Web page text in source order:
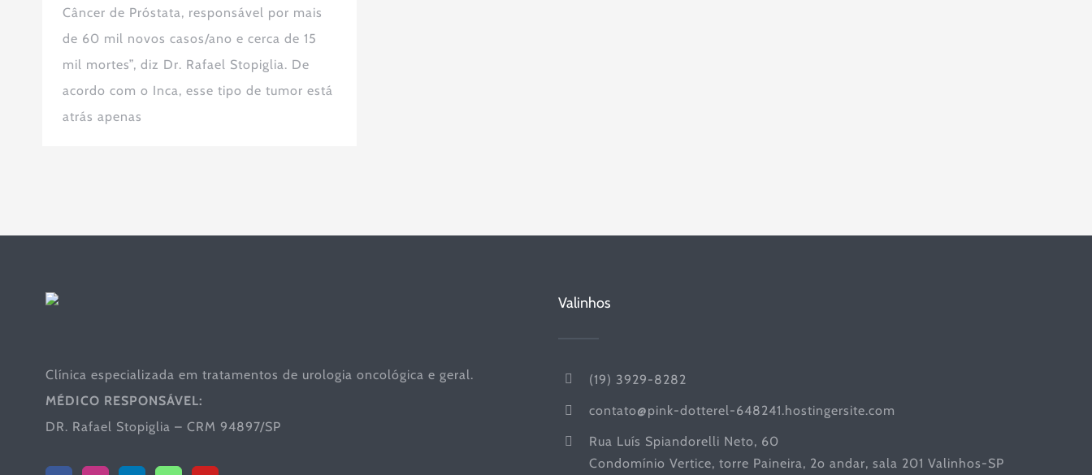
Câncer de Próstata, responsável por mais
de 60 mil novos casos/ano e cerca de 15
mil mortes”, diz Dr. Rafael Stopiglia. De
acordo com o Inca, esse tipo de tumor está
atrás apenas
Clínica especializada em tratamentos de urologia oncológica e geral.
MÉDICO RESPONSÁVEL:
DR. Rafael Stopiglia – CRM 94897/SP
Valinhos
(19) 3929-8282
contato@pink-dotterel-648241.hostingersite.com
Rua Luís Spiandorelli Neto, 60
Condomínio Vertice, torre Paineira, 2o andar, sala 201 Valinhos-SP